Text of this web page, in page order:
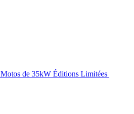
Motos de 35kW Éditions Limitées